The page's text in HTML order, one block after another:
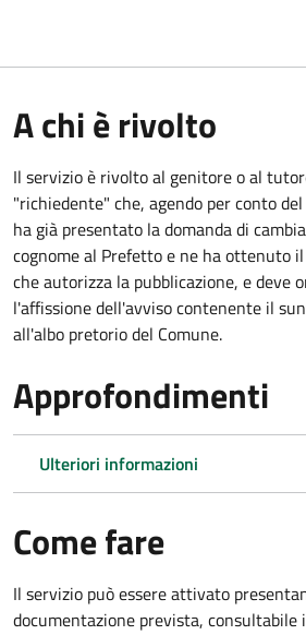
A chi è rivolto
Il servizio è rivolto al genitore o al
"richiedente" che, agendo per conto
ha già presentato la domanda di
cognome al Prefetto e ne ha ottenuto
che autorizza la pubblicazione, e deve
l'affissione dell'avviso contenente il
all'albo pretorio del Comune.
Approfondimenti
Ulteriori informazioni
Come fare
Il servizio può essere attivato
documentazione prevista, consultabile